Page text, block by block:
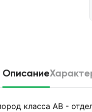
Описание
класса АВ -